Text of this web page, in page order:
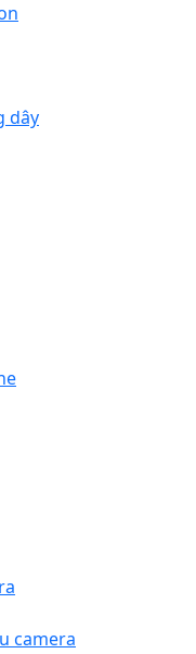
dây
camera